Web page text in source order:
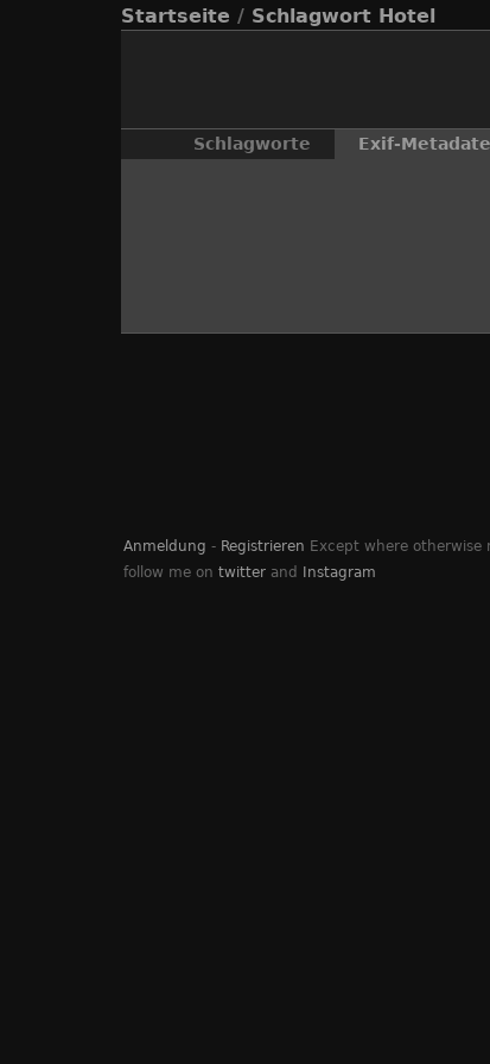
Startseite / Schlagwort Hotel
Schlagworte
Exif-
Anmeldung - Registrieren Except where
follow me on twitter and Instagram